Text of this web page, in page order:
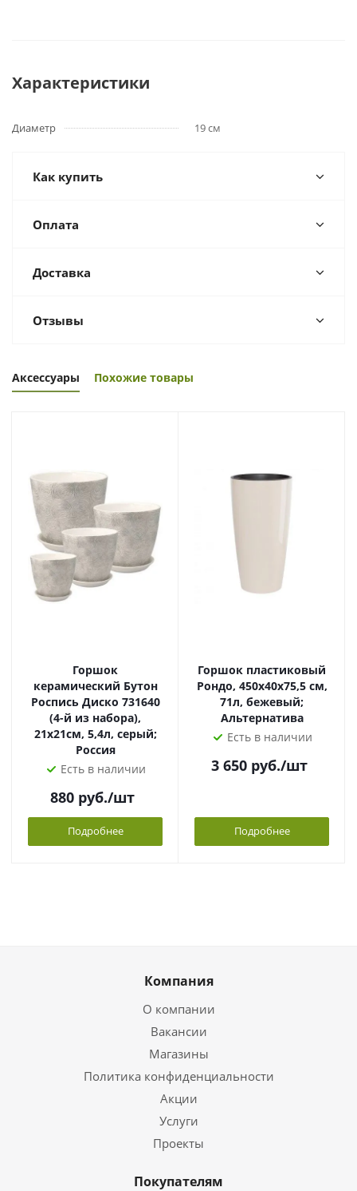
Характеристики
Диаметр 19 см
Как купить
Оплата
Доставка
Отзывы
Аксессуары Похожие товары
Горшок
керамический Бутон
Роспись Диско 731640
(4-й из набора),
21х21см, 5,4л, серый;
Россия
Есть в наличии
880 руб./шт
Подробнее
Горшок пластиковый
Рондо, 450х40х75,5 см,
71л, бежевый;
Альтернатива
Есть в наличии
3 650руб./шт
Подробнее
Компания
О компании
Вакансии
Магазины
Политика конфиденциальности
Акции
Услуги
Проекты
Покупателям